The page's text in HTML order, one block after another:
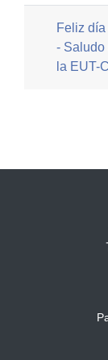
Feliz
- Saludo
la EUT-